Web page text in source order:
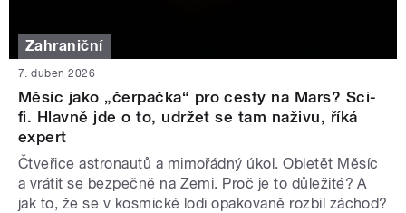
Zahraniční
7. duben 2026
Měsíc jako „čerpačka“ pro cesty na Mars? Sci-
fi. Hlavně jde o to, udržet se tam naživu, říká
expert
Čtveřice astronautů a mimořádný úkol. Obletět Měsíc
a vrátit se bezpečně na Zemi. Proč je to důležité? A
jak to, že se v kosmické lodi opakovaně rozbil záchod?